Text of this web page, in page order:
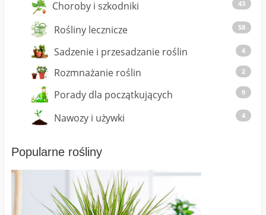
Choroby i szkodniki 43
Rośliny lecznicze 58
Sadzenie i przesadzanie roślin 4
Rozmnażanie roślin 2
Porady dla początkujących 9
Nawozy i używki 4
Popularne rośliny